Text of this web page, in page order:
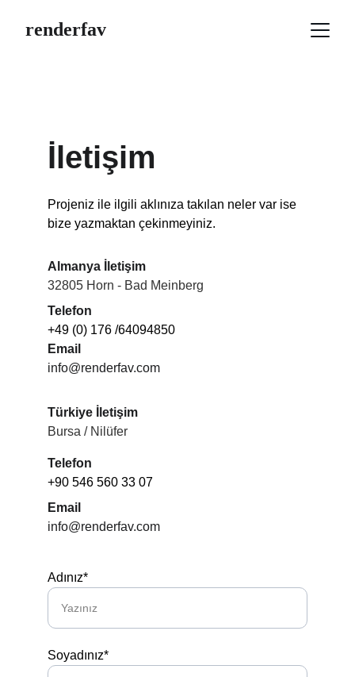
renderfav
İletişim
Projeniz ile ilgili aklınıza takılan neler var ise
bize yazmaktan çekinmeyiniz.
Telefon
+49 (0) 176 /64094850
Email
info@renderfav.com
Adınız*
Soyadınız*
Almanya İletişim
32805 Horn - Bad Meinberg
Türkiye İletişim
Bursa / Nilüfer
Telefon
+90 546 560 33 07
Email
info@renderfav.com